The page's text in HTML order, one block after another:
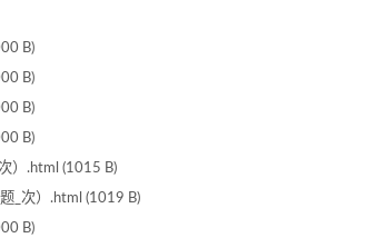
B)
B)
B)
B)
）.html (1015 B)
_次）.html (1019 B)
B)